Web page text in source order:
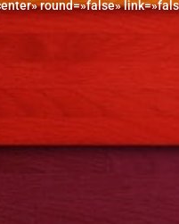
round=»false»